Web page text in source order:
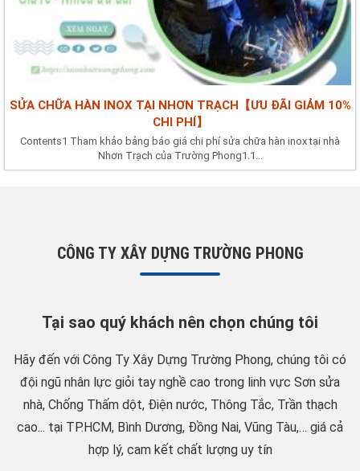
SỬA CHỮA HÀN INOX TẠI NHƠN TRẠCH【ƯU ĐÃI GIẢM 10%
CHI PHÍ】
Contents1 Tham khảo bảng báo giá chi phí sửa chữa hàn inox tại nhà
Nhơn Trạch của Trường Phong1.1...
CÔNG TY XÂY DỰNG TRƯỜNG PHONG
Tại sao quý khách nên chọn chúng tôi
Hãy đến với Công Ty Xây Dựng Trường Phong, chúng tôi có
đội ngũ nhân lực giỏi tay nghề cao trong linh vực Sơn sửa
nhà, Chống Thấm dột, Điện nước, Thông Tắc, Trần thạch
cao... tại TP.HCM, Bình Dương, Đồng Nai, Vũng Tàu,… giá cả
hợp lý, cam kết chất lượng uy tín